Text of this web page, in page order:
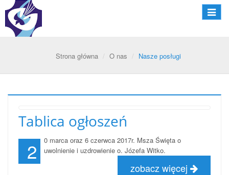
Strona główna O nas Nasze posługi
Tablica ogłoszeń
2
0 marca oraz 6 czerwca 2017r. Msza Święta o
uwolnienie i uzdrowienie o. Józefa Witko.
zobacz więcej